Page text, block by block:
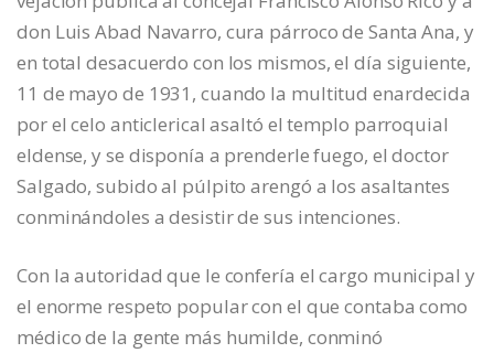
don Luis Abad Navarro, cura párroco de Santa Ana, y
en total desacuerdo con los mismos, el día siguiente,
11 de mayo de 1931, cuando la multitud enardecida
por el celo anticlerical asaltó el templo parroquial
eldense, y se disponía a prenderle fuego, el doctor
Salgado, subido al púlpito arengó a los asaltantes
conminándoles a desistir de sus intenciones.
Con la autoridad que le confería el cargo municipal y
el enorme respeto popular con el que contaba como
médico de la gente más humilde, conminó